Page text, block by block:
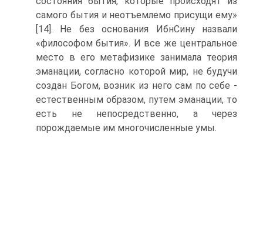
самого бы­тия и неотъемлемо присущи ему»
[14]. Не без основания Ибн­Сину назвали
«философом бытия». И все же центральное
место в его метафизике занимала теория
эманации, согласно которой мир, не будучи
создан Богом, возник из него сам по себе -
есте­ственным образом, путем эманации, то
есть не непосредствен­но, а через
порождаемые им многочисленные умы.